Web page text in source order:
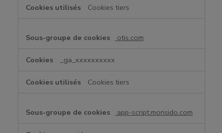
Cookies tiers
otis.com
_ga_xxxxxxxxxx
Cookies tiers
app-script.monsido.com